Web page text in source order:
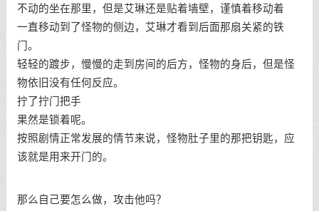
不动的坐在那里，但是艾琳还是贴着墙壁，谨慎着移动着
一直移动到了怪物的侧边，艾琳才看到后面那扇关紧的铁
门。
轻轻的踱步，慢慢的走到房间的后方，怪物的身后，但是怪
物依旧没有任何反应。
拧了拧门把手
果然是锁着呢。
按照剧情正常发展的情节来说，怪物肚子里的那把钥匙，应
该就是用来开门的。
那么自己要怎么做，攻击他吗？